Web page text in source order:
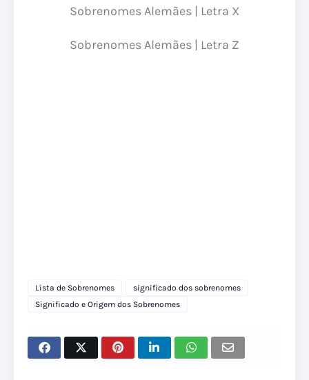
Sobrenomes Alemães | Letra X
Sobrenomes Alemães | Letra Z
Lista de Sobrenomes
significado dos sobrenomes
Significado e Origem dos Sobrenomes